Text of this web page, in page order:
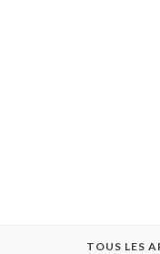
TOUS LES